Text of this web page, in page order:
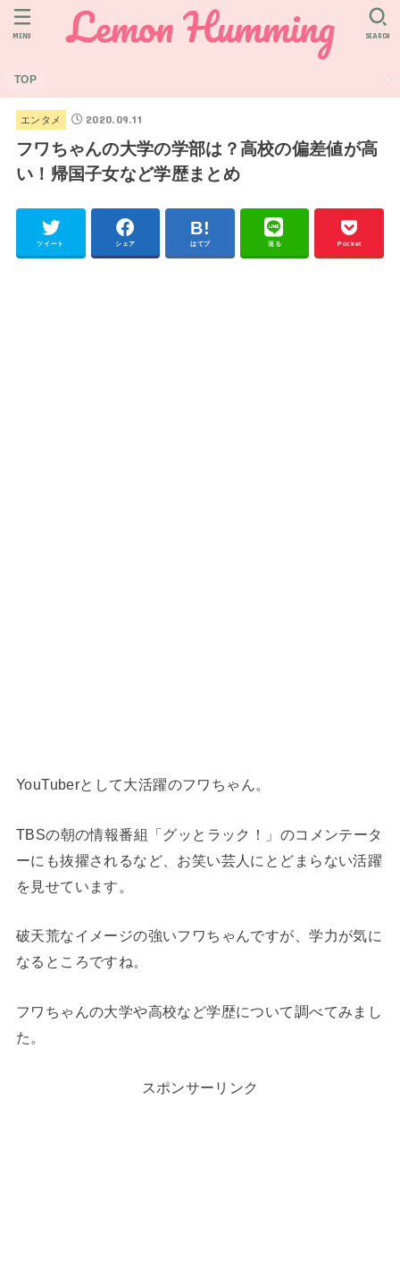
TOP
SEARCH
MENU
エンタメ 2020.09.11
フワちゃんの大学の学部は？高校の偏差値が高
い！帰国子女など学歴まとめ
ツイート シェア はてブ 送る Pocket
YouTuberとして大活躍のフワちゃん。
TBSの朝の情報番組「グッとラック！」のコメンテータ
ーにも抜擢されるなど、お笑い芸人にとどまらない活躍
を見せています。
破天荒なイメージの強いフワちゃんですが、学力が気に
なるところですね。
フワちゃんの大学や高校など学歴について調べてみまし
た。
スポンサーリンク